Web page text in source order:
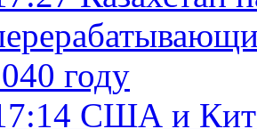
году
США и